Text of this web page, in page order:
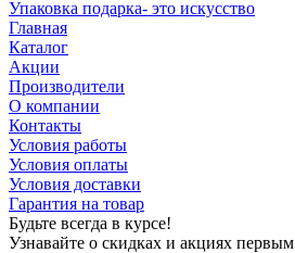
Упаковка подарка- это искусство
Главная
Каталог
Акции
Производители
О компании
Контакты
Условия работы
Условия оплаты
Условия доставки
Гарантия на товар
Будьте всегда в курсе!
Узнавайте о скидках и акциях первым